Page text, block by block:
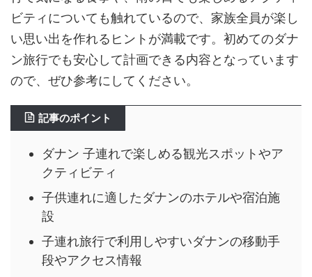
ビティについても触れているので、家族全員が楽し
い思い出を作れるヒントが満載です。初めてのダナ
ン旅行でも安心して計画できる内容となっています
ので、ぜひ参考にしてください。
記事のポイント
ダナン 子連れで楽しめる観光スポットやア
クティビティ
子供連れに適したダナンのホテルや宿泊施
設
子連れ旅行で利用しやすいダナンの移動手
段やアクセス情報